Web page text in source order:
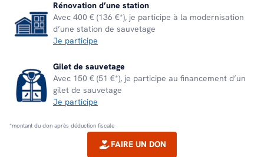
Rénovation d’une station
Avec 400 € (136 €*), je participe à la modernisation
d’une station de sauvetage
Je participe
Gilet de sauvetage
Avec 150 € (51 €*), je participe au financement d’un
gilet de sauvetage
Je participe
*montant du don après déduction fiscale
FAIRE UN DON